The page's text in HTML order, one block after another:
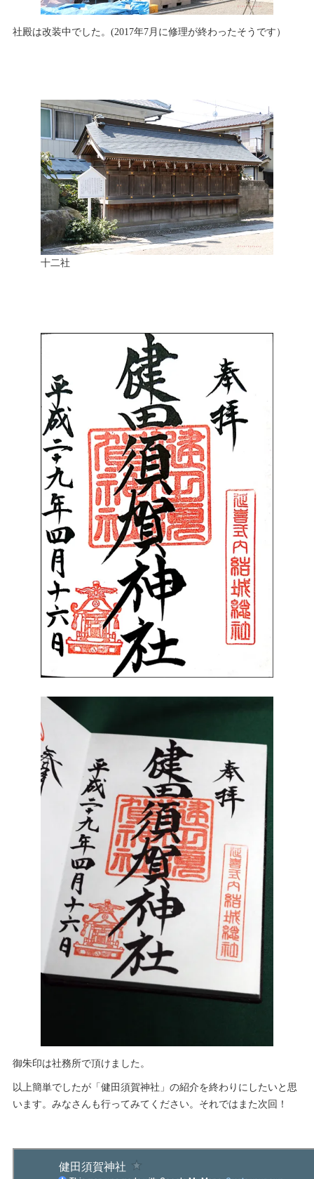
社殿は改装中でした。(2017年7月に修理が終わったそうです）
十二社
御朱印は社務所で頂けました。
以上簡単でしたが「健田須賀神社」の紹介を終わりにしたいと思
います。みなさんも行ってみてください。それではまた次回！